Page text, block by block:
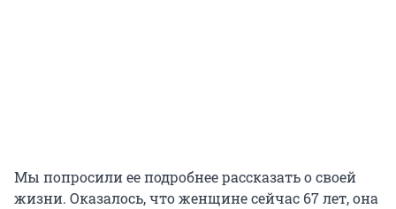
Мы попросили ее подробнее рассказать о своей
жизни. Оказалось, что женщине сейчас 67 лет, она